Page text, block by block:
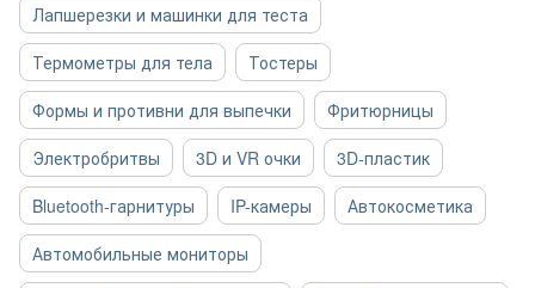
Лапшерезки и машинки для теста
Термометры для тела
Тостеры
Формы и противни для выпечки
Фритюрницы
Электробритвы
3D и VR очки
3D-пластик
Bluetooth-гарнитуры
IP-камеры
Автокосметика
Автомобильные мониторы